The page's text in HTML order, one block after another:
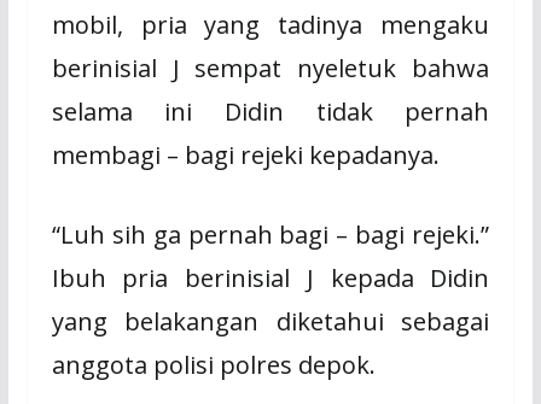
mobil, pria yang tadinya mengaku
berinisial J sempat nyeletuk bahwa
selama ini Didin tidak pernah
membagi – bagi rejeki kepadanya.
“Luh sih ga pernah bagi – bagi rejeki.”
Ibuh pria berinisial J kepada Didin
yang belakangan diketahui sebagai
anggota polisi polres depok.